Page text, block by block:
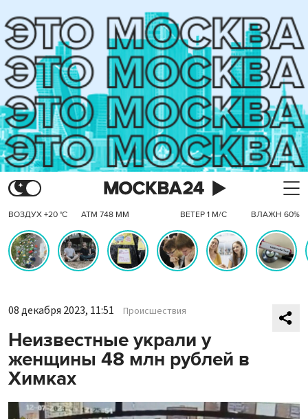
ВОЗДУХ +20 °C АТМ 748 ММ ВЕТЕР 1 М/С ВЛАЖН 60%
08 декабря 2023, 11:51 Происшествия
Неизвестные украли у
женщины 48 млн рублей в
Химках